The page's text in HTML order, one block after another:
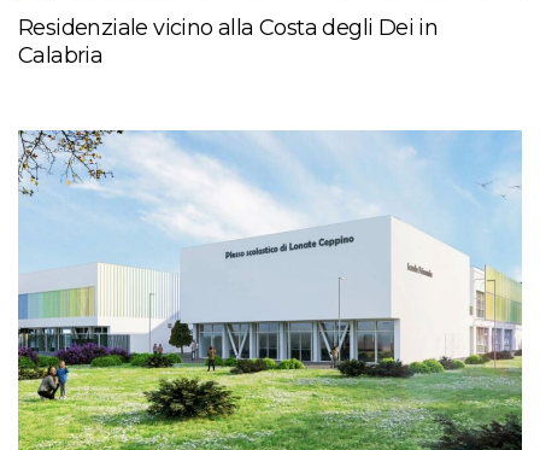
Residenziale vicino alla Costa degli Dei in
Calabria